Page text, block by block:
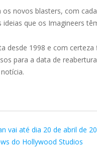
novos blasters, com
que os Imagineers
desde 1998 e com
para a data de
vai até dia 20 de abril de
do Hollywood Studios